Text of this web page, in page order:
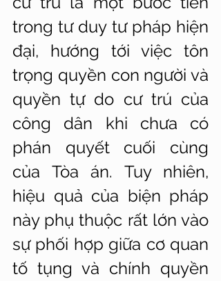
trong tư duy tư pháp hiện
đại, hướng tới việc tôn
trọng quyền con người và
quyền tự do cư trú của
công dân khi chưa có
phán quyết cuối cùng
của Tòa án. Tuy nhiên,
hiệu quả của biện pháp
này phụ thuộc rất lớn vào
sự phối hợp giữa cơ quan
tố tụng và chính quyền